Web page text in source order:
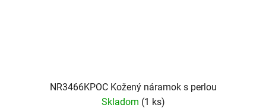
NR3466KPOC Kožený náramok s perlou
Skladom (1 ks)